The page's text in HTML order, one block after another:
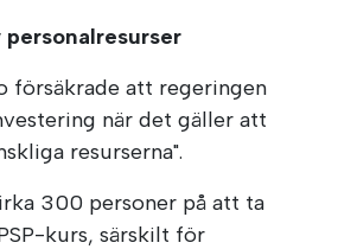
försäkrade att regeringen
när det gäller att
resurserna".
300 personer på att ta
kurs, särskilt för